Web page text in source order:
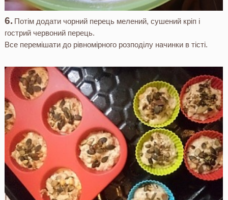
Потім додати чорний перець мелений, сушений кріп і
гострий червоний перець.
Все перемішати до рівномірного розподілу начинки в тiсті.